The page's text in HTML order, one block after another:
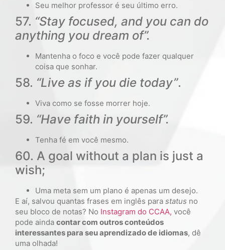
Seu melhor professor é seu último erro.
57. “Stay focused, and you can do
anything you dream of”.
Mantenha o foco e você pode fazer qualquer
coisa que sonhar.
58. “Live as if you die today”.
Viva como se fosse morrer hoje.
59. “Have faith in yourself”.
Tenha fé em você mesmo.
60. A goal without a plan is just a
wish;
Uma meta sem um plano é apenas um desejo.
E aí, salvou quantas frases em inglês para status no
seu bloco de notas? No Instagram do CCAA, você
pode ainda contar com outros conteúdos
interessantes para seu aprendizado de idiomas, dê
uma olhada!